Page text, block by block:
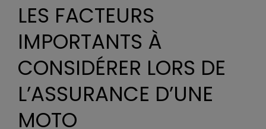
LES FACTEURS
IMPORTANTS À
CONSIDÉRER LORS DE
L’ASSURANCE D’UNE
MOTO